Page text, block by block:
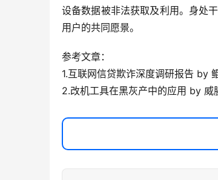
设备数据被非法获取及利用。身处
用户的共同愿景。
参考文章：
1.互联网信贷欺诈深度调研报告 by
2.改机工具在黑灰产中的应用 by 威